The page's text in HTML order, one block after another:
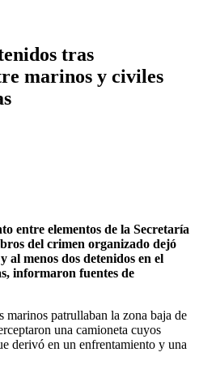
tras
marinos y civiles
entre elementos de la Secretaría
del crimen organizado dejó
al menos dos detenidos en el
informaron fuentes de
marinos patrullaban la zona baja de
una camioneta cuyos
derivó en un enfrentamiento y una